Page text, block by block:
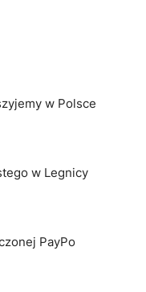
w Polsce
w Legnicy
PayPo